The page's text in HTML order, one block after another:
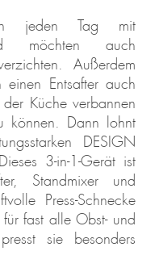
jeden Tag mit
möchten auch
Außerdem
Entsafter auch
Küche verbannen
können. Dann lohnt
DESIGN
3-in-1-Gerät ist
Standmixer und
Press-Schnecke
für fast alle Obst- und
sie besonders